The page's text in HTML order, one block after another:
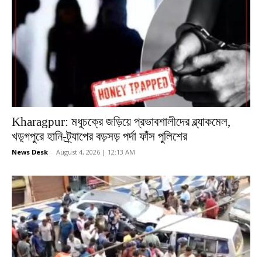
Kharagpur: মধুচক্রে জড়িয়ে প্রভাবশালীদের ব্ল্যাকমেল,
খড়্গপুরে হানি-ট্র্যাপের বড়সড় পর্দা ফাঁস পুলিশের
News Desk - August 4, 2026 | 12:13 AM